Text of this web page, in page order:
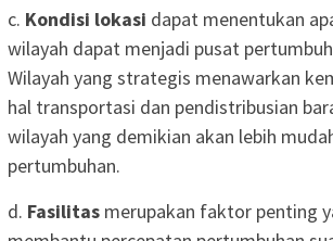
c. Kondisi lokasi dapat menentukan
wilayah dapat menjadi pusat
Wilayah yang strategis menawarkan
hal transportasi dan pendistribusian
wilayah yang demikian akan lebih
pertumbuhan.
d. Fasilitas merupakan faktor penting